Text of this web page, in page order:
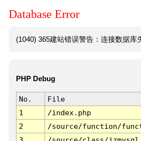
Database Error
(1040) 365建站错误警告：连接数据库
PHP Debug
No. File
1
/index.php
2
/source/function/